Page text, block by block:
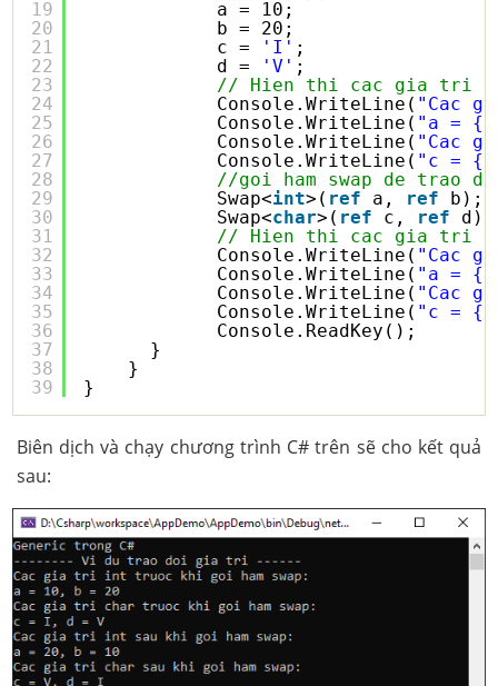
19
20
21
22
23
24
25
26
27
28
29
30
31
32
33
34
35
36
37
38
39
a = 10;
b = 20;
c =
'I' ;
d =
'V' ;
// Hien thi cac gia tri
Console.WriteLine( "Cac
Console.WriteLine( "a =
Console.WriteLine( "Cac
Console.WriteLine( "c =
//goi ham swap de trao
Swap<int>( ref a, ref
b);
Swap<char>( ref c, ref
d);
// Hien thi cac gia tri
Console.WriteLine( "Cac
Console.WriteLine( "a =
Console.WriteLine( "Cac
Console.WriteLine( "c =
Console.ReadKey();
}
}
}
Biên dịch và chạy chương trình C# trên sẽ cho kết quả
sau: